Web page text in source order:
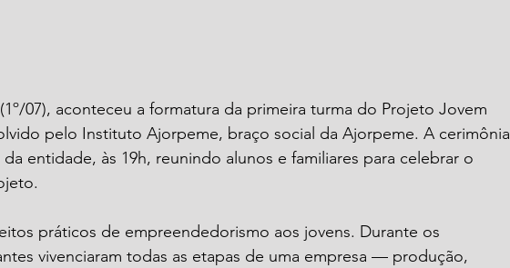
07), aconteceu a formatura da primeira turma do Projeto Jovem
pelo Instituto Ajorpeme, braço social da Ajorpeme. A cerimônia
entidade, às 19h, reunindo alunos e familiares para celebrar o
práticos de empreendedorismo aos jovens. Durante os
vivenciaram todas as etapas de uma empresa — produção,